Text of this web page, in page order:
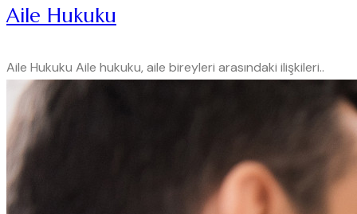
Aile Hukuku
Aile Hukuku Aile hukuku, aile bireyleri arasındaki ilişkileri..